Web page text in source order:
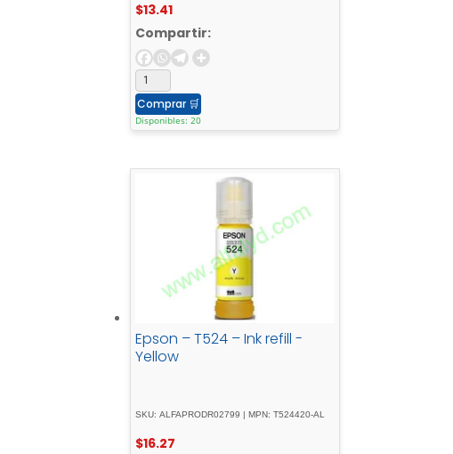
76XX
$13.41
Compartir:
Comprar 🛒
Disponibles: 20
Epson – T524 – Ink refill -
Yellow
SKU: ALFAPRODR02799 | MPN: T524420-AL
$16.27